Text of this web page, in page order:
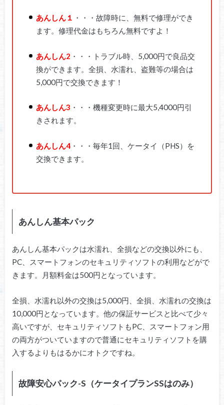
あんしん１ ・・・故障時に、無料で修理ができ
ます。修理代金はもちろん無料ですよ！
あんしん2 ・・・トラブル時、5,000円で良品交
換ができます。全損、水濡れ、盗難等の場合は
5,000円で交換できます！
あんしん3 ・・・機種変更時に最大5,4000円引
きされます。
あんしん4・・・毎年1回、ケータイ（PHS）を
交換できます。
あんしん基本パック
あんしん基本パックは水濡れ、全損などの交換以外にも、
PC、スマートフォンのセキュリティソフトの利用などがで
きます。月額料金は500円となっています。
全損、水濡れ以外の交換は5,000円、全損、水濡れの交換は
10,000円となっています。他の保証サービスと比べて少々
高いですが、セキュリティソフトもPC、スマートフォン用
の両方がついていますので普通にセキュリティソフトを購
入するよりもはるかにオトクですね。
故障安心パック-S（ケータイプランSSはのみ）